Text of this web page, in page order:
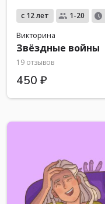
с 12 лет 1-20
Викторина
Звёздные войны
19 отзывов
450 ₽